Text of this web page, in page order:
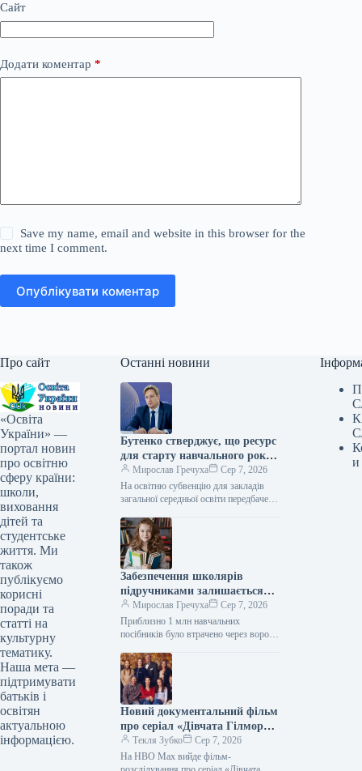
Сайт
Додати коментар *
Save my name, email and website in this browser for the
next time I comment.
Опублікувати коментар
Про сайт
«Освіта
України» —
портал новин
про освітню
сферу країни:
школи,
виховання
дітей та
студентське
життя. Ми
також
публікуємо
корисні
поради та
статті на
культурну
тематику.
Наша мета —
підтримувати
батьків і
освітян
актуальною
інформацією.
Останні новини
Бутенко стверджує, що ресурс
для старту навчального року
надано
Мирослав Гречуха
Сер 7, 2026
На освітню субвенцію для закладів
загальної середньої освіти передбачено
ресурс для початку навчального
року…
Забезпечення школярів
підручниками залишається
проблемою, – очільник
міністерства
Мирослав Гречуха
Сер 7, 2026
Приблизно 1 млн навчальних
посібників було втрачено через ворожі
створює труднощі з постачанням
підручників для…
Новий документальний фільм
про серіал «Дівчата Гілмор»
з’явиться на HBO Max.
Текля Зубко
Сер 7, 2026
На HBO Max вийде фільм-
и